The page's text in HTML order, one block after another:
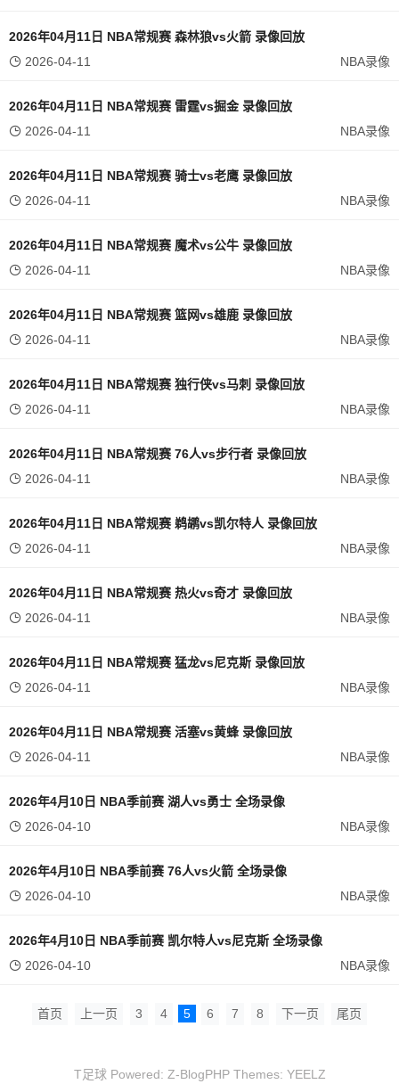
2026年04月11日 NBA常规赛 森林狼vs火箭 录像回放
2026-04-11
NBA录像
2026年04月11日 NBA常规赛 雷霆vs掘金 录像回放
2026-04-11
NBA录像
2026年04月11日 NBA常规赛 骑士vs老鹰 录像回放
2026-04-11
NBA录像
2026年04月11日 NBA常规赛 魔术vs公牛 录像回放
2026-04-11
NBA录像
2026年04月11日 NBA常规赛 篮网vs雄鹿 录像回放
2026-04-11
NBA录像
2026年04月11日 NBA常规赛 独行侠vs马刺 录像回放
2026-04-11
NBA录像
2026年04月11日 NBA常规赛 76人vs步行者 录像回放
2026-04-11
NBA录像
2026年04月11日 NBA常规赛 鹈鹕vs凯尔特人 录像回放
2026-04-11
NBA录像
2026年04月11日 NBA常规赛 热火vs奇才 录像回放
2026-04-11
NBA录像
2026年04月11日 NBA常规赛 猛龙vs尼克斯 录像回放
2026-04-11
NBA录像
2026年04月11日 NBA常规赛 活塞vs黄蜂 录像回放
2026-04-11
NBA录像
2026年4月10日 NBA季前赛 湖人vs勇士 全场录像
2026-04-10
NBA录像
2026年4月10日 NBA季前赛 76人vs火箭 全场录像
2026-04-10
NBA录像
2026年4月10日 NBA季前赛 凯尔特人vs尼克斯 全场录像
2026-04-10
NBA录像
首页 上一页 3 4 5 6 7 8 下一页 尾页
T足球 Powered: Z-BlogPHPThemes: YEELZ